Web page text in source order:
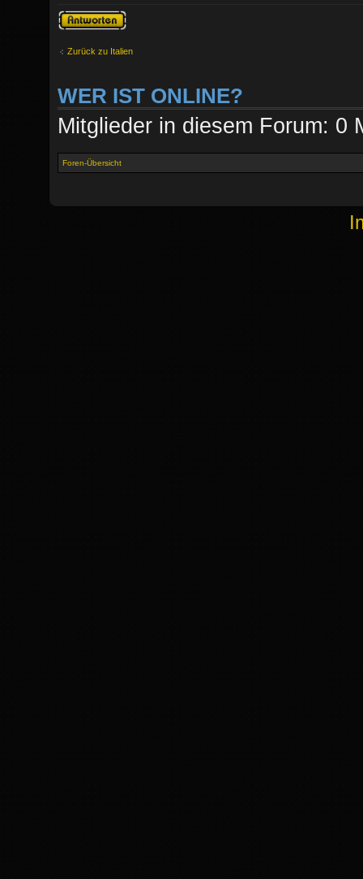
Antwort erstellen
Zurück zu Italien
WER IST ONLINE?
Mitglieder in diesem Forum: 0
Foren-Übersicht